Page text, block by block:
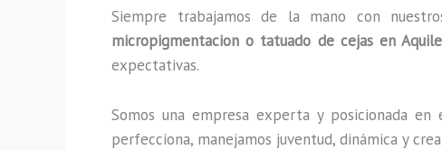
Siempre trabajamos de la mano con
micropigmentacion o tatuado de cejas en
expectativas.
Somos una empresa experta y posicionada
perfecciona, manejamos juventud, dinámica y